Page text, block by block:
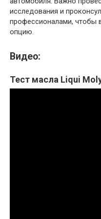
исследования и
профессионалами, чтобы
опцию.
Видео:
Тест масла Liqui